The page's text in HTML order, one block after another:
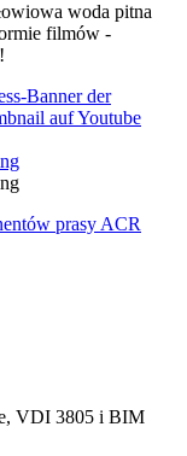
woda pitna
filmów -
VDI 3805 i BIM